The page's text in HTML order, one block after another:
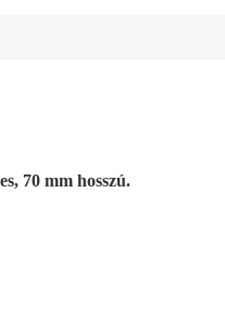
70 mm hosszú.